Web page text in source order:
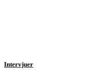
Intervjuer